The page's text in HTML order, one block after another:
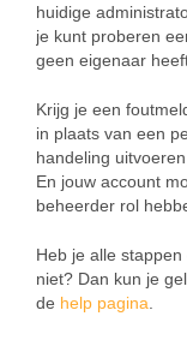
huidige
je kunt proberen
geen eigenaar
Krijg je een
in plaats van een
handeling
En jouw account
beheerder rol
Heb je alle
niet? Dan kun je
de help pagina.